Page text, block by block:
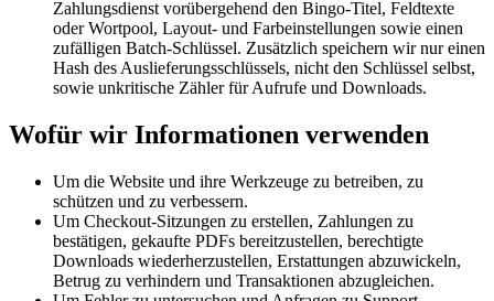
Zahlungsdienst vorübergehend den Bingo-Titel, Feldtexte
oder Wortpool, Layout- und Farbeinstellungen sowie einen
zufälligen Batch-Schlüssel. Zusätzlich speichern wir nur einen
Hash des Auslieferungsschlüssels, nicht den Schlüssel selbst,
sowie unkritische Zähler für Aufrufe und Downloads.
Wofür wir Informationen verwenden
Um die Website und ihre Werkzeuge zu betreiben, zu
schützen und zu verbessern.
Um Checkout-Sitzungen zu erstellen, Zahlungen zu
bestätigen, gekaufte PDFs bereitzustellen, berechtigte
Downloads wiederherzustellen, Erstattungen abzuwickeln,
Betrug zu verhindern und Transaktionen abzugleichen.